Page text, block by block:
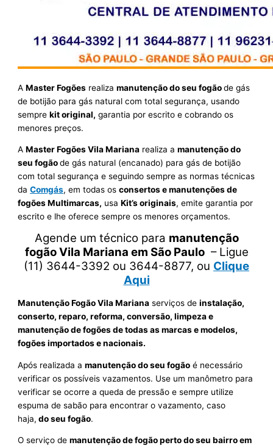
AMaster Fogões realizamanutenção do seu fogãode gás
de botijão para gás natural com total segurança, usando
semprekit original, garantia por escrito e cobrando os
menores preços.
AMaster Fogões Vila Mariana realiza amanutenção do
seu fogãode gás natural (encanado) para gás de botijão
com total segurança e seguindo sempre as normas técnicas
daComgás, em todas osconsertos e manutenções de
fogões Multimarcas, usaKit’s originais, emite garantia por
escrito e lhe oferece sempre os menores orçamentos.
Agende um técnico para manutenção
fogão Vila Mariana em São Paulo– Ligue
(11) 3644-3392 ou 3644-8877, ou Clique
Aqui
Manutenção Fogão Vila Mariana serviços deinstalação,
conserto, reparo, reforma, conversão, limpeza e
manutenção de fogões de todas as marcas e modelos,
fogões importados e nacionais.
Após realizada amanutenção do seu fogão é necessário
verificar os possíveis vazamentos. Use um manômetro para
verificar se ocorre a queda de pressão e sempre utilize
espuma de sabão para encontrar o vazamento, caso
haja, do seu fogão.
O serviço demanutenção de fogão perto do seu bairro em